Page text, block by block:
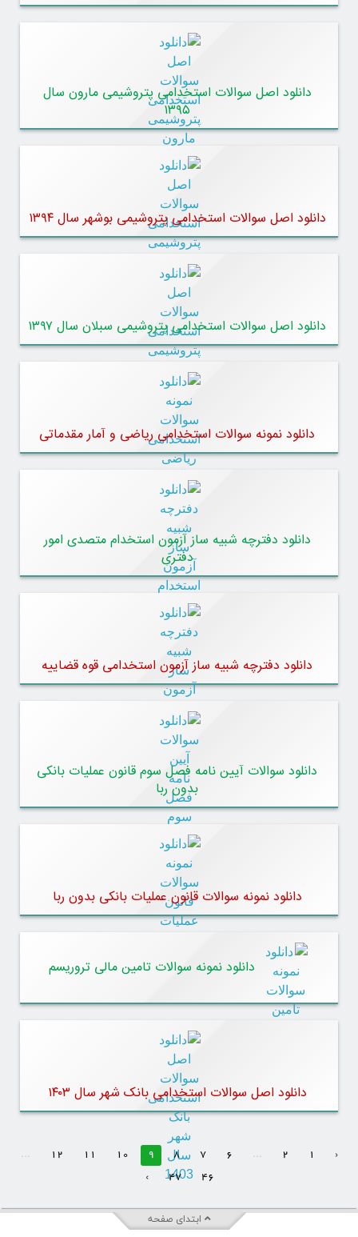
دانلود اصل سوالات استخدامی پتروشیمی مارون سال
۱۳۹۵
دانلود اصل سوالات استخدامی پتروشیمی بوشهر سال ۱۳۹۴
دانلود اصل سوالات استخدامی پتروشیمی سبلان سال ۱۳۹۷
دانلود نمونه سوالات استخدامی ریاضی و آمار مقدماتی
دانلود دفترچه شبیه ساز آزمون استخدام متصدی امور
دفتری
دانلود دفترچه شبیه ساز آزمون استخدامی قوه قضاییه
دانلود سوالات آیین نامه فصل سوم قانون عملیات بانکی
بدون ربا
دانلود نمونه سوالات قانون عملیات بانکی بدون ربا
دانلود نمونه سوالات تامین مالی تروریسم
دانلود اصل سوالات استخدامی بانک شهر سال ۱۴۰۳
‹
1
2
...
6
7
8
9
10
11
12
...
46
47
›
ابتدای صفحه